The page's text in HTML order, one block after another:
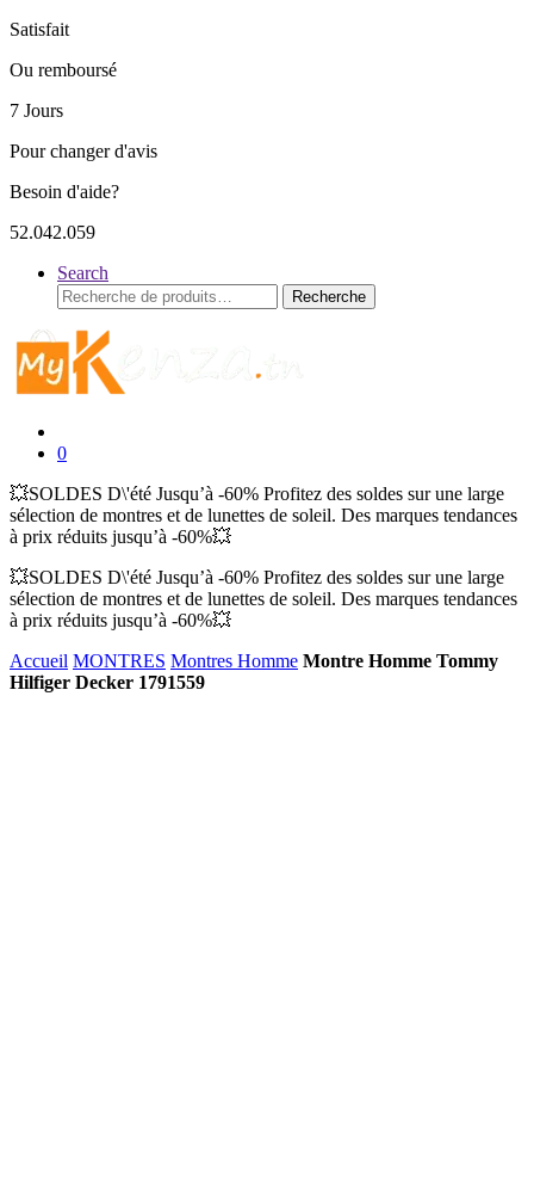
Satisfait
Ou remboursé
7 Jours
Pour changer d'avis
Besoin d'aide?
52.042.059
Search
Recherche
pour :
Recherche
0
💥SOLDES D\'été Jusqu’à -60% Profitez des soldes sur une large
sélection de montres et de lunettes de soleil. Des marques tendances
à prix réduits jusqu’à -60%💥
💥SOLDES D\'été Jusqu’à -60% Profitez des soldes sur une large
sélection de montres et de lunettes de soleil. Des marques tendances
à prix réduits jusqu’à -60%💥
Accueil MONTRES Montres Homme Montre Homme Tommy
Hilfiger Decker 1791559